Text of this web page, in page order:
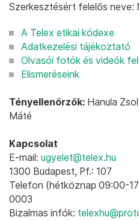
Szerkesztésért felelős neve:
A Telex etikai kódexe
Adatkezelési tájékoztató
Olvasói fotók és videók
Elismeréseink
Tényellenőrzők: Hanula
Máté
Kapcsolat
E-mail: ugyelet@telex.hu
1300 Budapest, Pf.: 107
Telefon (hétköznap 09:00-
0003
Bizalmas infók: